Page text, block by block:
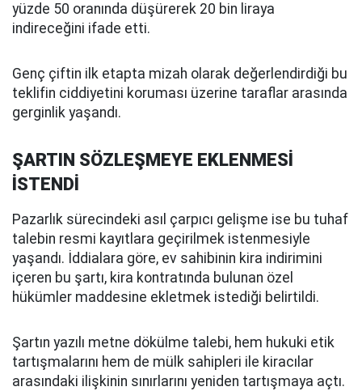
yüzde 50 oranında düşürerek 20 bin liraya
indireceğini ifade etti.
Genç çiftin ilk etapta mizah olarak değerlendirdiği bu
teklifin ciddiyetini koruması üzerine taraflar arasında
gerginlik yaşandı.
ŞARTIN SÖZLEŞMEYE EKLENMESİ
İSTENDİ
Pazarlık sürecindeki asıl çarpıcı gelişme ise bu tuhaf
talebin resmi kayıtlara geçirilmek istenmesiyle
yaşandı. İddialara göre, ev sahibinin kira indirimini
içeren bu şartı, kira kontratında bulunan özel
hükümler maddesine ekletmek istediği belirtildi.
Şartın yazılı metne dökülme talebi, hem hukuki etik
tartışmalarını hem de mülk sahipleri ile kiracılar
arasındaki ilişkinin sınırlarını yeniden tartışmaya açtı.